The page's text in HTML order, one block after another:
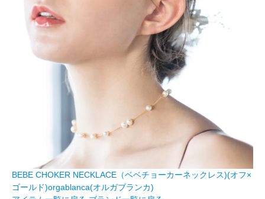
BEBE CHOKER NECKLACE（ベベチョーカーネックレス)(オフ×
ゴールド)orgablanca(オルガブランカ)